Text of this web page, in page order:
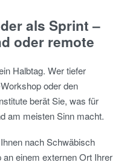
als Sprint –
oder remote
Halbtag. Wer tiefer
oder den
berät Sie, was für
am meisten Sinn macht.
nach Schwäbisch
einem externen Ort Ihrer